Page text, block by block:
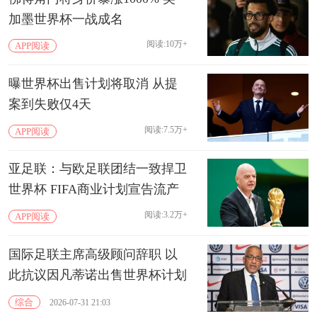
加墨世界杯一战成名
APP阅读 阅读:10万+
曝世界杯出售计划将取消 从提
案到失败仅4天
APP阅读 阅读:7.5万+
亚足联：与欧足联团结一致捍卫
世界杯 FIFA商业计划宣告流产
APP阅读 阅读:3.2万+
国际足联主席高级顾问辞职 以
此抗议因凡蒂诺出售世界杯计划
综合 2026-07-31 21:03